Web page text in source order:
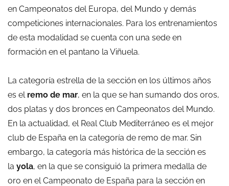
en Campeonatos del Europa, del Mundo y demás
competiciones internacionales. Para los entrenamientos
de esta modalidad se cuenta con una sede en
formación en el pantano la Viñuela.
La categoría estrella de la sección en los últimos años
es el remo de mar, en la que se han sumando dos oros,
dos platas y dos bronces en Campeonatos del Mundo.
En la actualidad, el Real Club Mediterráneo es el mejor
club de España en la categoría de remo de mar. Sin
embargo, la categoría más histórica de la sección es
la yola, en la que se consiguió la primera medalla de
oro en el Campeonato de España para la sección en